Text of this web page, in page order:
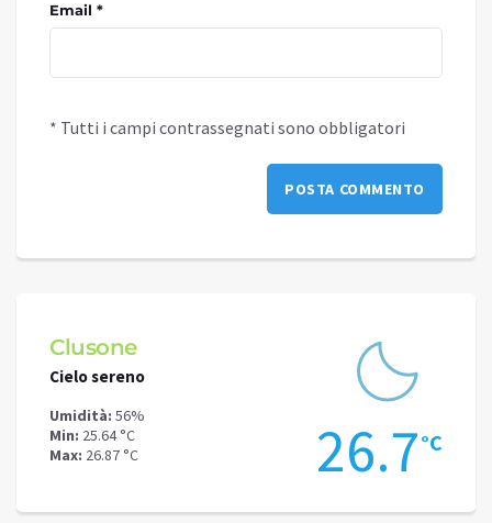
Email *
* Tutti i campi contrassegnati sono obbligatori
Clusone
Cielo sereno
Umidità: 56%
Min: 25.64 °C
Max: 26.87 °C 26.7°C